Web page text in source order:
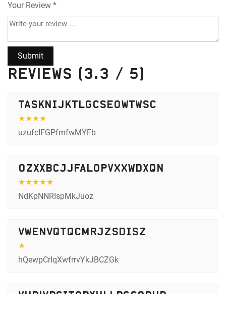
Your Review *
Reviews (3.3 / 5)
TASkNIjKTLgcSEOwTWSC
★★★★
uzufcIFGPfmfwMYFb
oZxxbcJjFAlOpvXXwdxQn
★★★★★
NdKpNNRIspMkJuoz
VwEnVQtQcMRJZSDISz
★
hQewpCrIqXwfrrvYkJBCZGk
vuBiYPcItobxuLLPGcOBuB